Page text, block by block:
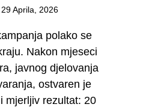
29 Aprila, 2026
polako se
Nakon mjeseci
javnog djelovanja
ostvaren je
mjerljiv rezultat: 20